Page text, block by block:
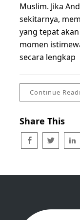
Muslim. Jika
sekitarnya,
yang tepat
momen
secara lengkap
Continue
Share This